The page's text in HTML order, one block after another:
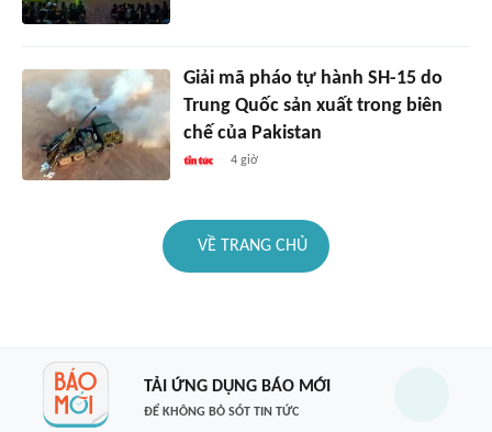
Giải mã pháo tự hành SH-15 do
Trung Quốc sản xuất trong biên
chế của Pakistan
4 giờ
VỀ TRANG CHỦ
TẢI ỨNG DỤNG BÁO MỚI
ĐỂ KHÔNG BỎ SÓT TIN TỨC